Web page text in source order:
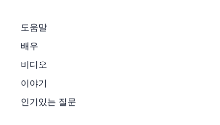
도움말
배우
비디오
이야기
인기있는 질문